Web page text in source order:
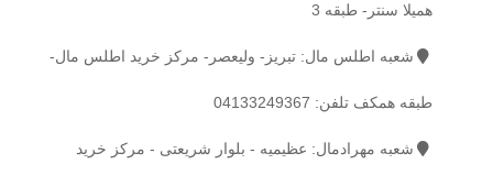
همیلا سنتر- طبقه 3
شعبه اطلس مال: تبریز- ولیعصر- مرکز خرید اطلس مال-
طبقه همکف تلفن: 04133249367
شعبه مهرادمال: عظیمیه - بلوار شریعتی - مرکز خرید